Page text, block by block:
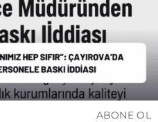
ABONE OL